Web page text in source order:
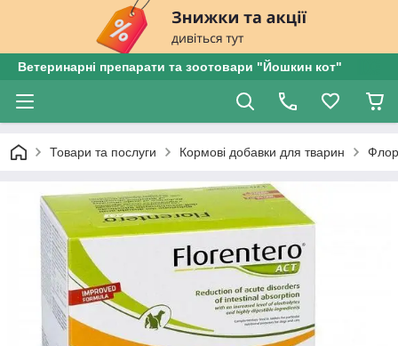
Ветеринарні препарати та зоотовари "Йошкин кот"
Товари та послуги Кормові добавки для тварин